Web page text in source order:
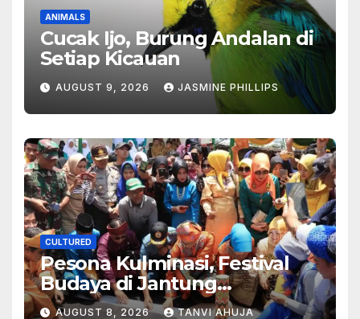
ANIMALS
Cucak Ijo, Burung Andalan di
Setiap Kicauan
AUGUST 9, 2026 JASMINE PHILLIPS
CULTURED
Pesona Kulminasi, Festival
Budaya di Jantung
Kalimantan
AUGUST 8, 2026 TANVI AHUJA